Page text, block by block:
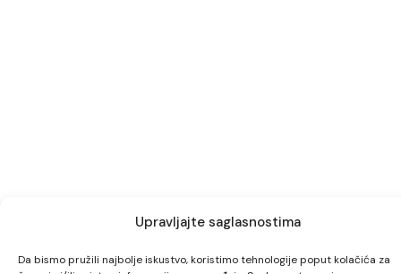
Upravljajte saglasnostima
Da bismo pružili najbolje iskustvo, koristimo tehnologije poput kolačića za